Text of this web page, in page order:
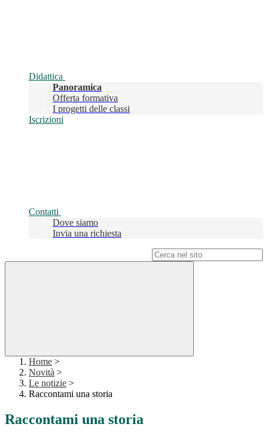
Didattica
Panoramica
Offerta formativa
I progetti delle classi
Iscrizioni
Contatti
Dove siamo
Invia una richiesta
Home >
Novità >
Le notizie >
Raccontami una storia
Raccontami una storia